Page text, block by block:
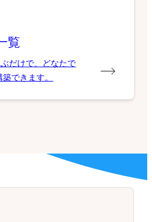
覧
だけで、どなたで
できます。